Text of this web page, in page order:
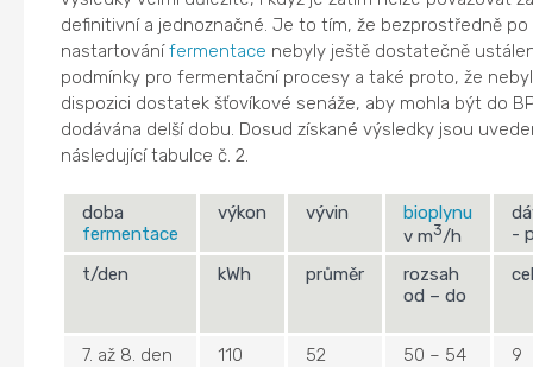
definitivní a jednoznačné. Je to tím, že bezprostředně po
nastartovánífermentace nebyly ještě dostatečně
podmínky pro fermentační procesy a také proto, že
dispozici dostatek šťovíkové senáže, aby mohla být do
dodávána delší dobu. Dosud získané výsledky jsou
následující tabulce č. 2.
doba
fermentace
výkon vývin
bioplynu
v m3/h
-
t/den
kWh průměr
rozsah
od – do
7. až 8. den 110 52 50 – 54
9